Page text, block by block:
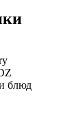
блюд